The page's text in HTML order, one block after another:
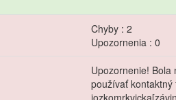
Chyby : 2
Upozornenia : 0
Upozornenie!
používať